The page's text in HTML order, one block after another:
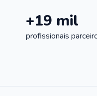
+19 mil
profissionais